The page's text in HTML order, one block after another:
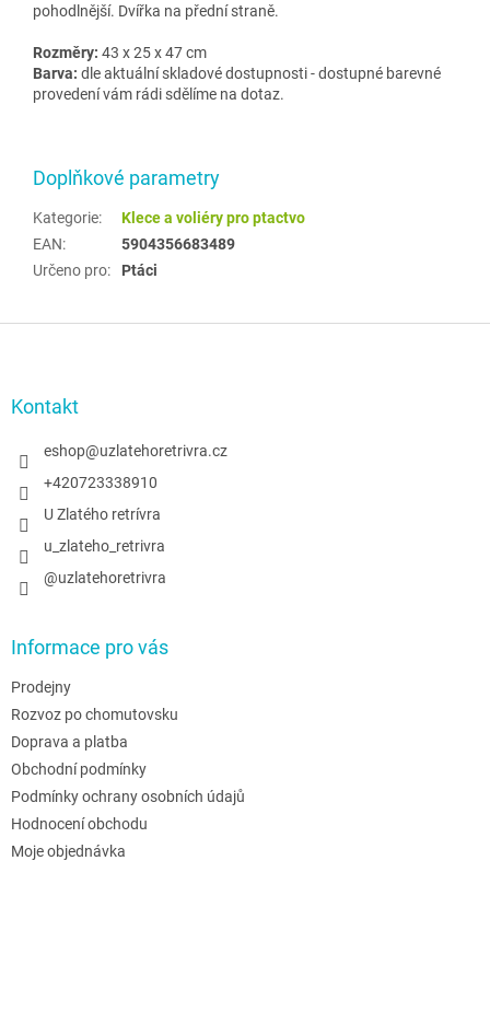
pohodlnější. Dvířka na přední straně.
Rozměry: 43 x 25 x 47 cm
Barva: dle aktuální skladové dostupnosti - dostupné barevné
provedení vám rádi sdělíme na dotaz.
Doplňkové parametry
Kategorie:
Klece a voliéry pro ptactvo
EAN:
5904356683489
Určeno pro: Ptáci
Kontakt
eshop@uzlatehoretrivra.cz
+420723338910
U Zlatého retrívra
u_zlateho_retrivra
@uzlatehoretrivra
Informace pro vás
Prodejny
Rozvoz po chomutovsku
Doprava a platba
Obchodní podmínky
Podmínky ochrany osobních údajů
Hodnocení obchodu
Moje objednávka